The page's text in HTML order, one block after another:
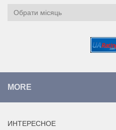
Архіви
MORE
ИНТЕРЕСНОЕ